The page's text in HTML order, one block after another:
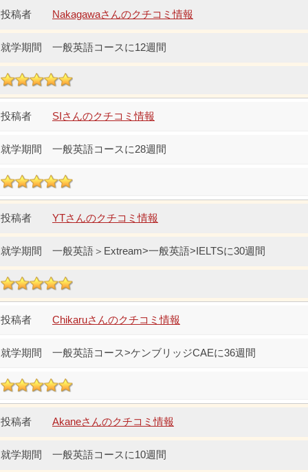
Nakagawaさんのクチコミ情報
一般英語コースに12週間
SIさんのクチコミ情報
一般英語コースに28週間
YTさんのクチコミ情報
一般英語＞Extream>一般英語>IELTSに30週間
Chikaruさんのクチコミ情報
一般英語コース>ケンブリッジCAEに36週間
Akaneさんのクチコミ情報
一般英語コースに10週間